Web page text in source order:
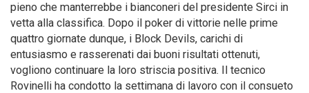
pieno che manterrebbe i bianconeri del presidente Sirci in
vetta alla classifica. Dopo il poker di vittorie nelle prime
quattro giornate dunque, i Block Devils, carichi di
entusiasmo e rasserenati dai buoni risultati ottenuti,
vogliono continuare la loro striscia positiva. Il tecnico
Rovinelli ha condotto la settimana di lavoro con il consueto